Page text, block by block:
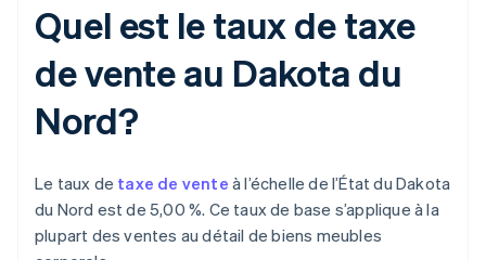
Quel est le taux de taxe
de vente au Dakota du
Nord?
Le taux de taxe de vente à l’échelle de l’État du Dakota
du Nord est de 5,00 %. Ce taux de base s’applique à la
plupart des ventes au détail de biens meubles